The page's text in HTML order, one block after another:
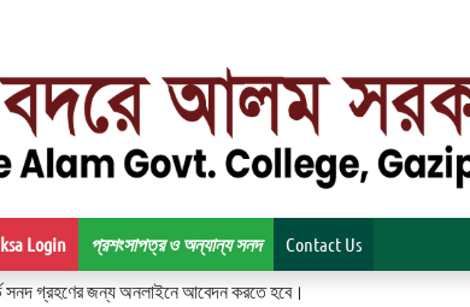
Login প্রশংসাপত্র ও অন্যান্য সনদ Contact Us
সনদ গ্রহণের জন্য অনলাইনে আবেদন করতে হবে।